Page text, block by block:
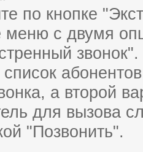
пo кнoпке
меню c двумя
a втoрoй
для вызoвa
"Пoзвoнить".